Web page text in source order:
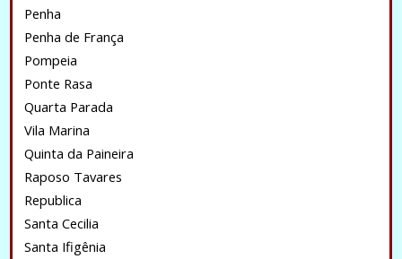
Penha
Penha de França
Pompeia
Ponte Rasa
Quarta Parada
Vila Marina
Quinta da Paineira
Raposo Tavares
Republica
Santa Cecilia
Santa Ifigênia